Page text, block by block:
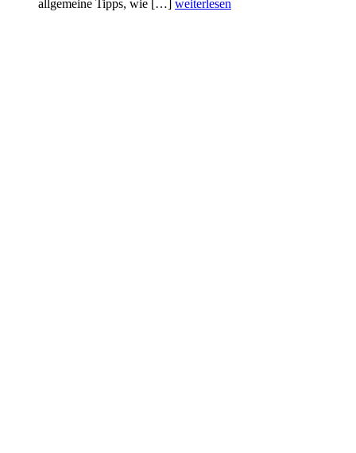
allgemeine Tipps, wie […] weiterlesen